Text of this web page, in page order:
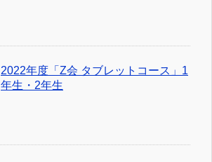
2022年度「Z会 タブレットコース」1
年生・2年生